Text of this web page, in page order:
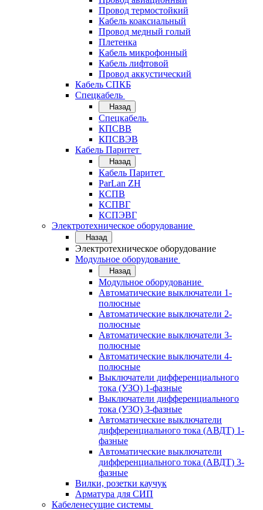
Провод термостойкий
Кабель коаксиальный
Провод медный голый
Плетенка
Кабель микрофонный
Кабель лифтовой
Провод аккустический
Кабель СПКБ
Спецкабель
Назад
Спецкабель
КПСВВ
КПСВЭВ
Кабель Паритет
Назад
Кабель Паритет
ParLan ZH
КСПВ
КСПВГ
КСПЭВГ
Электротехническое оборудование
Назад
Электротехническое оборудование
Модульное оборудование
Назад
Модульное оборудование
Автоматические выключатели 1-
полюсные
Автоматические выключатели 2-
полюсные
Автоматические выключатели 3-
полюсные
Автоматические выключатели 4-
полюсные
Выключатели дифференциального
тока (УЗО) 1-фазные
Выключатели дифференциального
тока (УЗО) 3-фазные
Автоматические выключатели
дифференциального тока (АВДТ) 1-
фазные
Автоматические выключатели
дифференциального тока (АВДТ) 3-
фазные
Вилки, розетки каучук
Арматура для СИП
Кабеленесущие системы